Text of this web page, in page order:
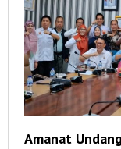
Amanat